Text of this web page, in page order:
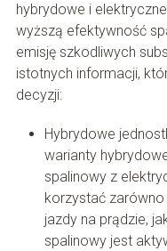
hybrydowe i
wyższą efektywność
emisję szkodliwych
istotnych informacji,
decyzji:
Hybrydowe
warianty
spalinowy z
korzystać
jazdy na prądzie,
spalinowy jest